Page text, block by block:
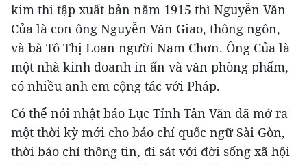
kim thi tập xuất bản năm 1915 thì Nguyễn Văn
Của là con ông Nguyễn Văn Giao, thông ngôn,
và bà Tô Thị Loan người Nam Chơn. Ông Của là
một nhà kinh doanh in ấn và văn phòng phẩm,
có nhiều anh em cộng tác với Pháp.
Có thể nói nhật báo Lục Tỉnh Tân Văn đã mở ra
một thời kỳ mới cho báo chí quốc ngữ Sài Gòn,
thời báo chí thông tin, đi sát với đời sống xã hội